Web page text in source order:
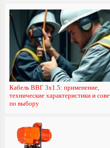
Кабель ВВГ 3х1.5: применение,
технические характеристики и
по выбору